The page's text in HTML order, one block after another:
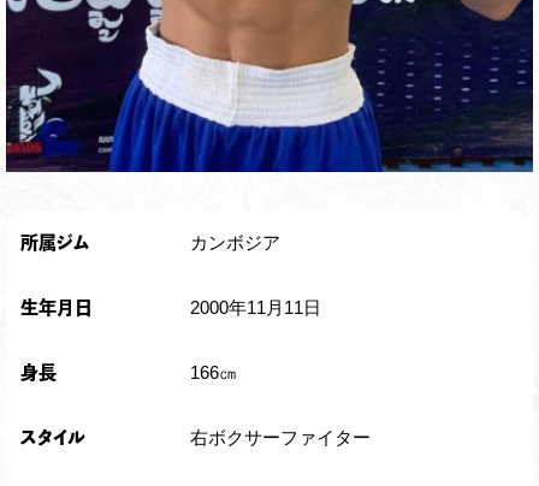
所属ジム カンボジア
生年月日 2000年11月11日
身長 166㎝
スタイル 右ボクサーファイター